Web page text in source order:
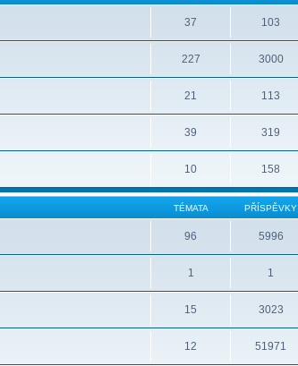
37 103
227 3000
21 113
39 319
10 158
TÉMATA PŘÍSPĚVKY
96 5996
1 1
15 3023
12 51971